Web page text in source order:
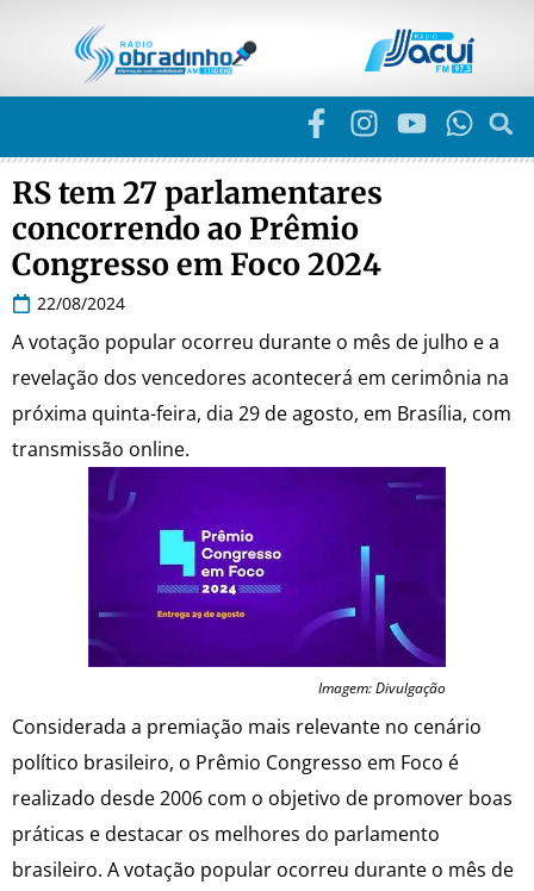
RS tem 27 parlamentares
concorrendo ao Prêmio
Congresso em Foco 2024
22/08/2024
A votação popular ocorreu durante o mês de julho e a
revelação dos vencedores acontecerá em cerimônia na
próxima quinta-feira, dia 29 de agosto, em Brasília, com
transmissão online.
Imagem: Divulgação
Considerada a premiação mais relevante no cenário
político brasileiro, o Prêmio Congresso em Foco é
realizado desde 2006 com o objetivo de promover boas
práticas e destacar os melhores do parlamento
brasileiro. A votação popular ocorreu durante o mês de